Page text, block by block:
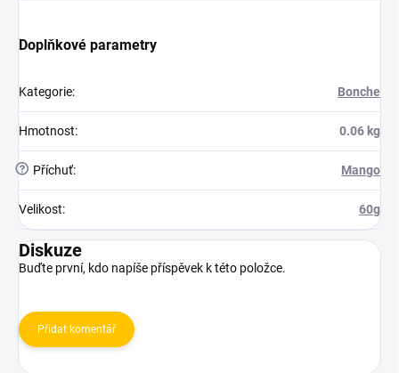
Doplňkové parametry
Kategorie: Bonche
Hmotnost: 0.06 kg
? Příchuť: Mango
Velikost: 60g
Diskuze
Buďte první, kdo napíše příspěvek k této položce.
Přidat komentář